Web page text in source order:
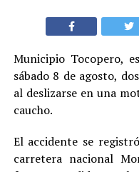
Municipio Tocopero,
sábado 8 de agosto,
al deslizarse en una
caucho.
El accidente se
carretera nacional